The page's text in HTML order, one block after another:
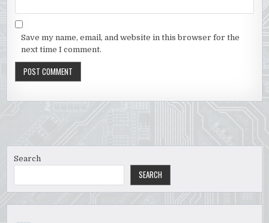
Save my name, email, and website in this browser for the
next time I comment.
Search
SEARCH